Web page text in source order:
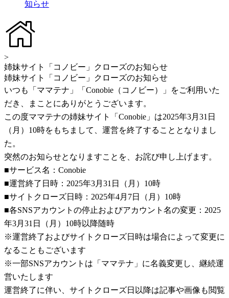
知らせ
>
姉妹サイト「コノビー」クローズのお知らせ
姉妹サイト「コノビー」クローズのお知らせ
いつも「ママテナ」「Conobie（コノビー）」をご利用いた
だき、まことにありがとうございます。
この度ママテナの姉妹サイト「Conobie」は2025年3月31日
（月）10時をもちまして、運営を終了することとなりまし
た。
突然のお知らせとなりますことを、お詫び申し上げます。
■サービス名：Conobie
■運営終了日時：2025年3月31日（月）10時
■サイトクローズ日時：2025年4月7日（月）10時
■各SNSアカウントの停止およびアカウント名の変更：2025
年3月31日（月）10時以降随時
※運営終了およびサイトクローズ日時は場合によって変更に
なることもございます
※一部SNSアカウントは「ママテナ」に名義変更し、継続運
営いたします
運営終了に伴い、サイトクローズ日以降は記事や画像も閲覧